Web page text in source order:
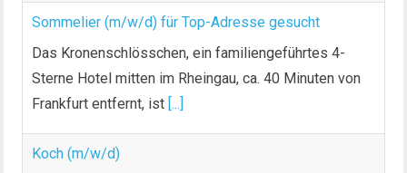
Sommelier (m/w/d) für Top-Adresse gesucht
Das Kronenschlösschen, ein familiengeführtes 4-
Sterne Hotel mitten im Rheingau, ca. 40 Minuten von
Frankfurt entfernt, ist [...]
Koch (m/w/d)